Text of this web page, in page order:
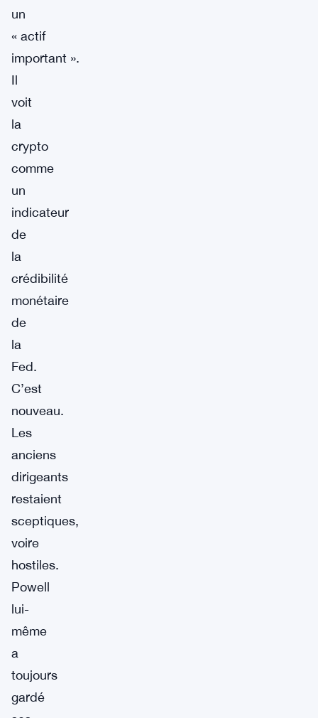
un
« actif
important ».
Il
voit
la
crypto
comme
un
indicateur
de
la
crédibilité
monétaire
de
la
Fed.
C’est
nouveau.
Les
anciens
dirigeants
restaient
sceptiques,
voire
hostiles.
Powell
lui-
même
a
toujours
gardé